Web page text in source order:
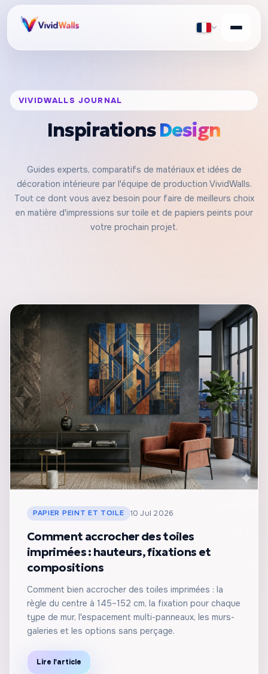
VIVIDWALLS JOURNAL
InspirationsDesign
Guides experts, comparatifs de matériaux et idées de
décoration intérieure par l'équipe de production VividWalls.
Tout ce dont vous avez besoin pour faire de meilleurs choix
en matière d'impressions sur toile et de papiers peints pour
votre prochain projet.
PAPIER PEINT ET TOILE 10 Jul 2026
Comment accrocher des toiles
imprimées : hauteurs, fixations et
compositions
Comment bien accrocher des toiles imprimées : la
règle du centre à 145–152 cm, la fixation pour chaque
type de mur, l'espacement multi-panneaux, les murs-
galeries et les options sans perçage.
Lire l'article